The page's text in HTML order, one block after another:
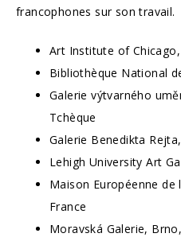
francophones sur son travail.
Art Institute of
Bibliothèque National
Galerie výtvarného
Tchèque
Galerie Benedikta
Lehigh University Art
Maison Européenne
France
Moravská Galerie,